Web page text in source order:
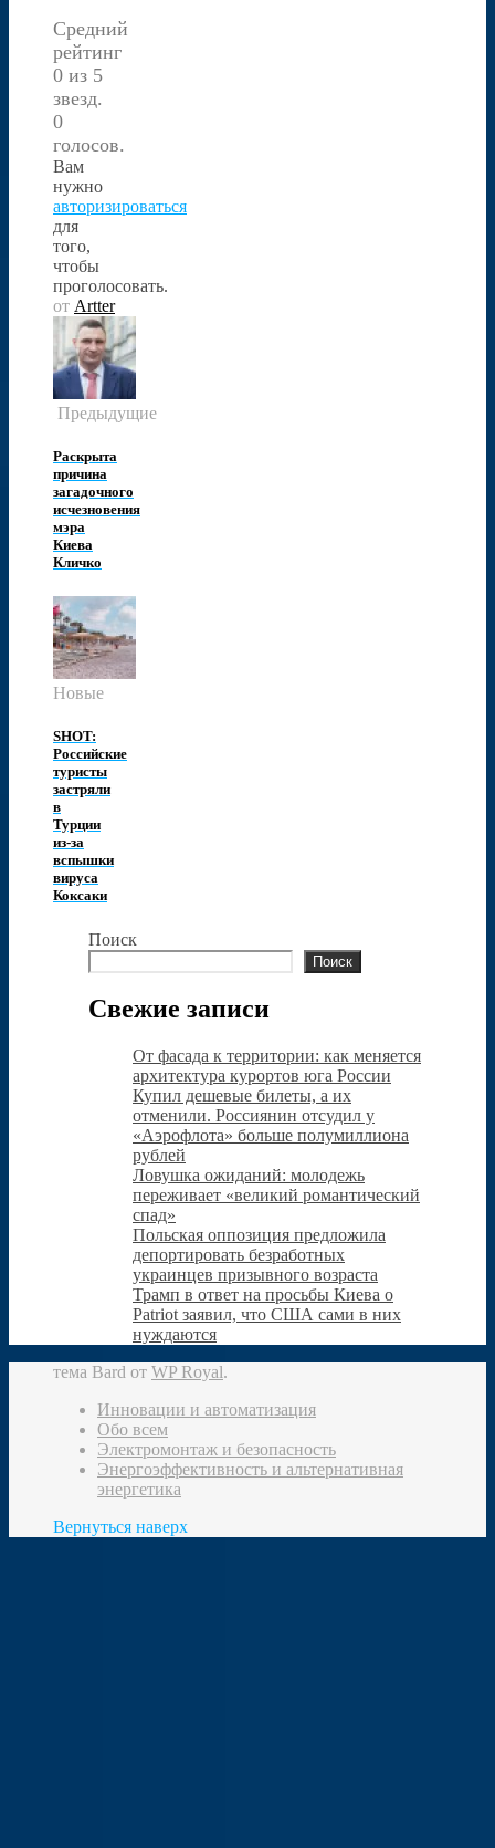
Средний
рейтинг
0 из 5
звезд.
0
голосов.
Вам
нужно
авторизироваться
для
того,
чтобы
проголосовать.
от Artter
Предыдущие
Раскрыта
причина
загадочного
исчезновения
мэра
Киева
Кличко
Новые
SHOT:
Российские
туристы
застряли
в
Турции
из-за
вспышки
вируса
Коксаки
Поиск
Поиск
Свежие записи
От фасада к территории: как меняется
архитектура курортов юга России
Купил дешевые билеты, а их
отменили. Россиянин отсудил у
«Аэрофлота» больше полумиллиона
рублей
Ловушка ожиданий: молодежь
переживает «великий романтический
спад»
Польская оппозиция предложила
депортировать безработных
украинцев призывного возраста
Трамп в ответ на просьбы Киева о
Patriot заявил, что США сами в них
нуждаются
тема Bard от WP Royal.
Инновации и автоматизация
Обо всем
Электромонтаж и безопасность
Энергоэффективность и альтернативная
энергетика
Вернуться наверх